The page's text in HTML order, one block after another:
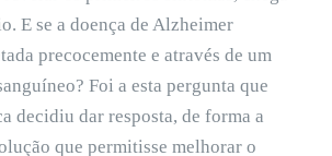
E se a doença de Alzheimer
precocemente e através de um
Foi a esta pergunta que
decidiu dar resposta, de forma a
que permitisse melhorar o